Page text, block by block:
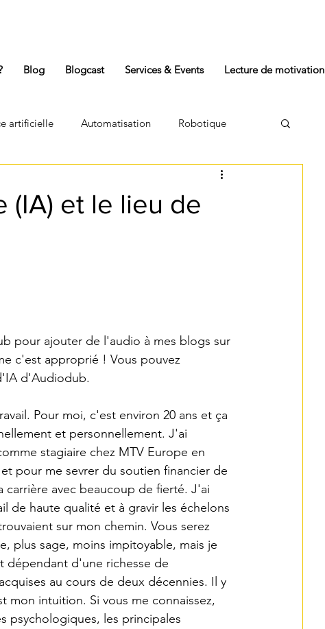
Blog Blogcast Services & Events Lecture de motivation
artificielle Automatisation Robotique
(IA) et le lieu de
pour ajouter de l'audio à mes blogs sur
c'est approprié ! Vous pouvez
d'Audiodub.
Pour moi, c'est environ 20 ans et ça
et personnellement. J'ai
stagiaire chez MTV Europe en
pour me sevrer du soutien financier de
avec beaucoup de fierté. J'ai
de haute qualité et à gravir les échelons
sur mon chemin. Vous serez
plus sage, moins impitoyable, mais je
dépendant d'une richesse de
au cours de deux décennies. Il y
mon intuition. Si vous me connaissez,
psychologiques, les principales